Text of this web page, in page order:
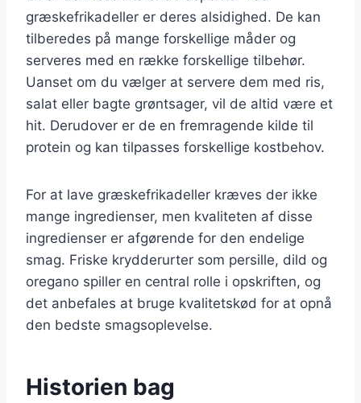
græskefrikadeller er deres alsidighed. De kan
tilberedes på mange forskellige måder og
serveres med en række forskellige tilbehør.
Uanset om du vælger at servere dem med ris,
salat eller bagte grøntsager, vil de altid være et
hit. Derudover er de en fremragende kilde til
protein og kan tilpasses forskellige kostbehov.
For at lave græskefrikadeller kræves der ikke
mange ingredienser, men kvaliteten af disse
ingredienser er afgørende for den endelige
smag. Friske krydderurter som persille, dild og
oregano spiller en central rolle i opskriften, og
det anbefales at bruge kvalitetskød for at opnå
den bedste smagsoplevelse.
Historien bag